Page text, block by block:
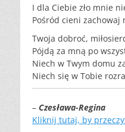
I dla Ciebie zło mnie
Pośród cieni zachowaj
Twoja dobroć,
Pójdą za mną po
Niech w Twym domu
Niech się w Tobie
– Czesława-Regina
Kliknij tutaj, by